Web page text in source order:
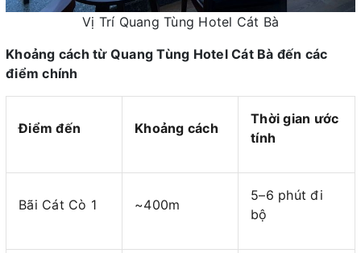
Vị Trí Quang Tùng Hotel Cát Bà
Khoảng cách từ Quang Tùng Hotel Cát Bà đến các
điểm chính
Điểm đến Khoảng cách
Thời gian ước
tính
Bãi Cát Cò 1 ~400m
5–6 phút đi
bộ